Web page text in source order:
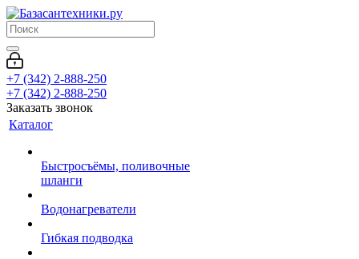
+7 (342) 2-888-250
+7 (342) 2-888-250
Заказать звонок
Каталог
Быстросъёмы, поливочные
шланги
Водонагреватели
Гибкая подводка